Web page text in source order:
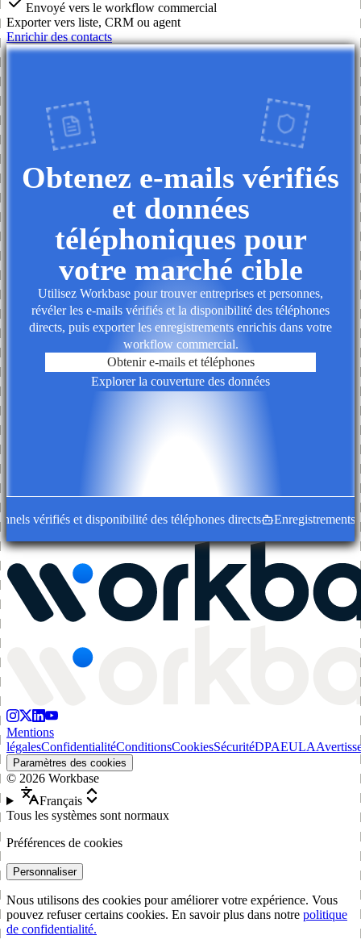
Envoyé vers le workflow commercial
Exporter vers liste, CRM ou agent
Enrichir des contacts
Obtenez e-mails vérifiés
et données
téléphoniques pour
votre marché cible
Utilisez Workbase pour trouver entreprises et personnes,
révéler les e-mails vérifiés et la disponibilité des téléphones
directs, puis exporter les enregistrements enrichis dans votre
workflow commercial.
Obtenir e-mails et téléphones
Explorer la couverture des données
vérifiés et disponibilité des téléphones directs Enregistrements
Mentions
légalesConfidentialitéConditionsCookiesSécuritéDPAEULA
Paramètres des cookies
© 2026 Workbase
Français
Tous les systèmes sont normaux
Préférences de cookies
Personnaliser
Nous utilisons des cookies pour améliorer votre expérience. Vous
pouvez refuser certains cookies. En savoir plus dans notre politique
de confidentialité.